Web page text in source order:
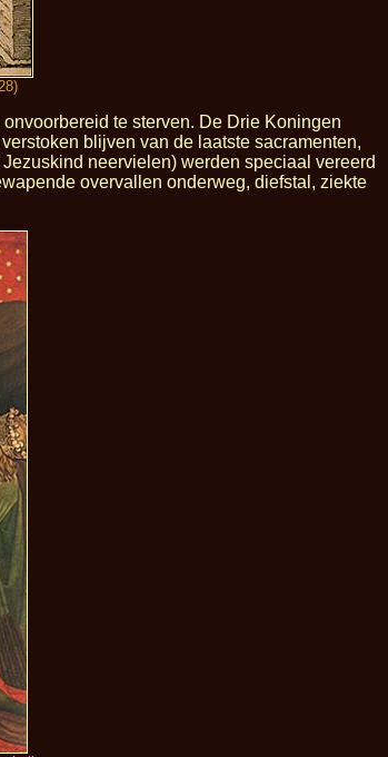
te sterven. De Drie Koningen
blijven van de laatste sacramenten,
neervielen) werden speciaal vereerd
overvallen onderweg, diefstal, ziekte